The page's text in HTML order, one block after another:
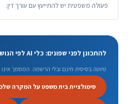
פעולה משפטית יש להתייעץ עם עורך דין.
להתכונן לפני שפונים: כלי AI לפי הנושא של המדריך
טיוטה בסיסית חינם ובלי הרשמה. המסמך אינו
סימולציית בית משפט על המקרה